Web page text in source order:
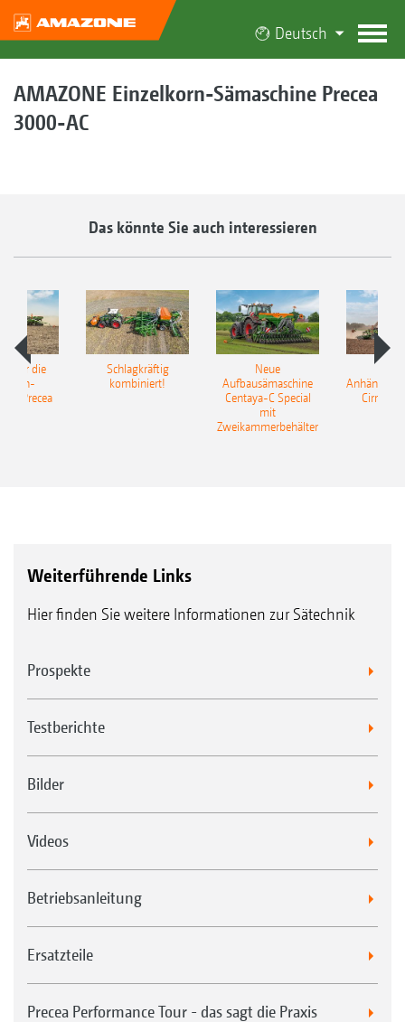
Deutsch
AMAZONE Einzelkorn-Sämaschine Precea
3000-AC
Das könnte Sie auch interessieren
für die
Precea
Schlagkräftig
kombiniert!
Neue
Aufbausämaschine
Centaya-C Special
mit
Zweikammerbehälter
Cirrus
Weiterführende Links
Hier finden Sie weitere Informationen zur Sätechnik
Prospekte
Testberichte
Bilder
Videos
Betriebsanleitung
Ersatzteile
Precea Performance Tour - das sagt die Praxis